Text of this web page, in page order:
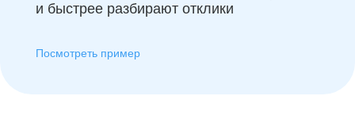
и быстрее разбирают отклики
Посмотреть пример